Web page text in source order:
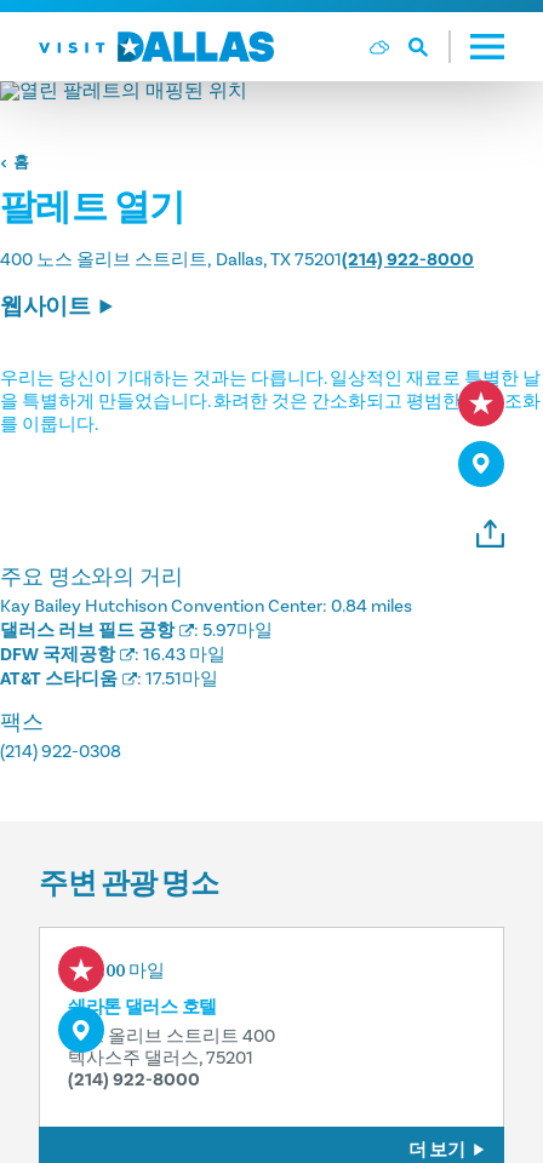
본문으로 건너뛰기
홈
팔레트 열기
400 노스 올리브 스트리트 Dallas, TX 75201(214) 922-8000
웹사이트
우리는 당신이 기대하는 것과는 다릅니다. 일상적인 재료로 특별한 날
을 특별하게 만들었습니다. 화려한 것은 간소화되고 평범한 것은 조화
를 이룹니다.
주요 명소와의 거리
Kay Bailey Hutchison Convention Center: 0.84 miles
댈러스 러브 필드 공항
: 5.97마일
DFW 국제공항
: 16.43 마일
AT&T 스타디움
: 17.51마일
팩스
(214) 922-0308
주변 관광 명소
0.00 마일
쉐라톤 댈러스 호텔
노스 올리브 스트리트 400
텍사스주 댈러스, 75201
(214) 922-8000
더 보기